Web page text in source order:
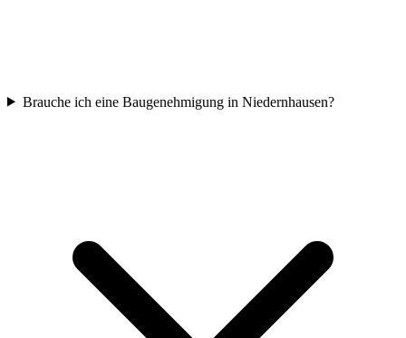
Brauche ich eine Baugenehmigung in Niedernhausen?